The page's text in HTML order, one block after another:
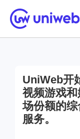
UniWeb开
视频游戏
场份额的
服务。